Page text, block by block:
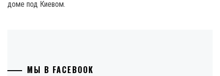
доме под Киевом.
МЫ В FACEBOOK